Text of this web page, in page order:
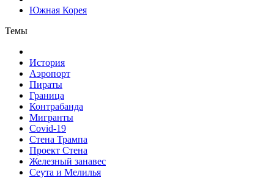
Южная Корея
Темы
История
Аэропорт
Пираты
Граница
Контрабанда
Мигранты
Covid-19
Стена Трампа
Проект Стена
Железный занавес
Сеута и Мелилья